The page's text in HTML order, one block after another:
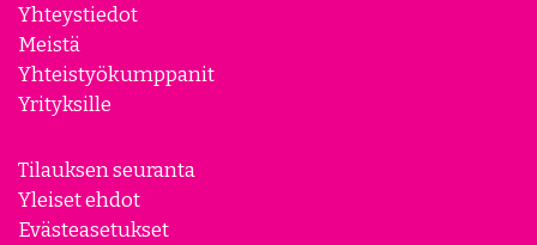
Yhteystiedot
Meistä
Yhteistyökumppanit
Yrityksille
Tilauksen seuranta
Yleiset ehdot
Evästeasetukset